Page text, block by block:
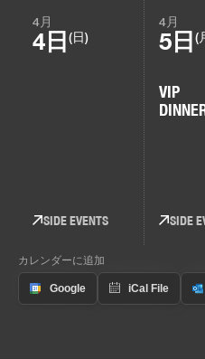
4月
4日 (日)
SIDE EVENTS
4月
5日 (
VIP
SIDE
カレンダーに追加